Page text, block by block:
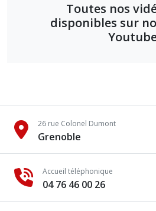
Toutes nos
disponibles sur
26 rue Colonel Dumont
Grenoble
Accueil téléphonique
04 76 46 00 26